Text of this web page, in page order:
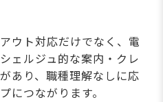
ウト対応だけでなく、電
ェルジュ的な案内・クレ
あり、職種理解なしに応
につながります。